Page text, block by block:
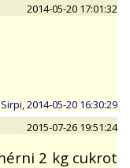
2014-05-20 17:01:32
2014-05-20 16:30:29
2015-07-26 19:51:24
2 kg cukrot